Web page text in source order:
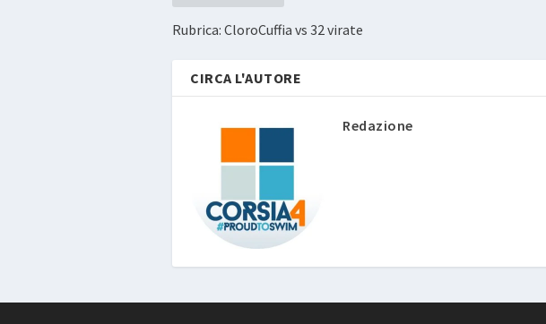
Rubrica: CloroCuffia vs 32 virate
CIRCA L'AUTORE
Redazione